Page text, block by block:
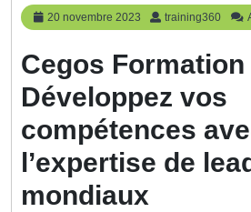
20 novembre 2023
20
novembre
training360
Cegos Formation
Développez vos
compétences
l’expertise de
mondiaux